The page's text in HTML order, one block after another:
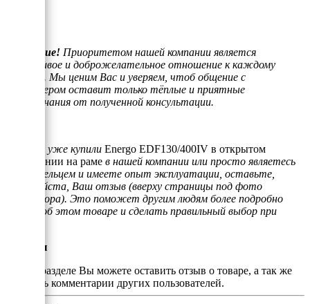
Внимание! Приоритетом нашей компании является
отзывчивое и доброжелательное отношение к каждому
клиенту. Мы ценим Вас и уверяем, чтоб общение с
менеджером оставит только тёплые и приятные
воспоминания от полученной консультации.
Если Вы уже купили Energo EDF130/400IV в открытом
исполнении на раме в нашей компании или просто являетесь
его владельцем и имеете опыт эксплуатации, оставьте,
пожалуйста, Ваш отзыв (вверху страницы под фото
генератора). Это поможет другим людям более подробно
узнать об этом товаре и сделать правильный выбор при
Отзывы
В этом разделе Вы можете оставить отзыв о товаре, а так же
почитать комментарии других пользователей.